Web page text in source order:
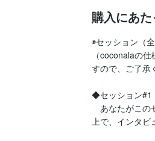
購入にあ
◉セッション（
（coconalaの
すので、ご了承
◆セッション#1
あなたがこの
上で、インタビ